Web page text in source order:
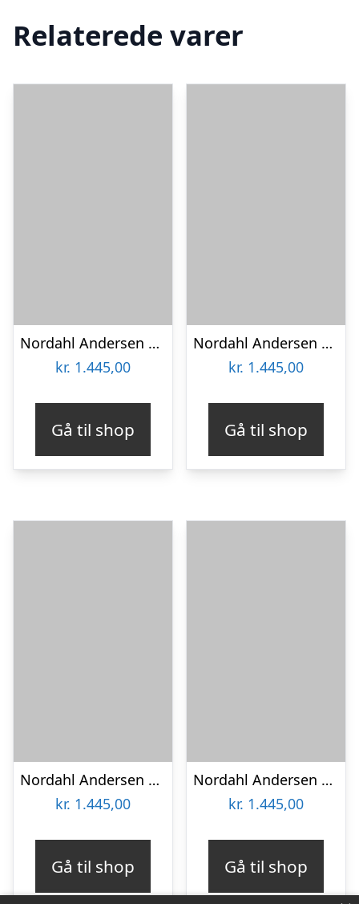
Relaterede varer
Nordahl Andersen 14 kt bogstav C
kr. 1.445,00
Gå til shop
Nordahl Andersen 14 kt bogstav F
kr. 1.445,00
Gå til shop
Nordahl Andersen 14 kt bogstav T
kr. 1.445,00
Gå til shop
Nordahl Andersen 14 kt bogstav D
kr. 1.445,00
Gå til shop